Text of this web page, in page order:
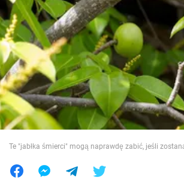
Społeczeństwo
Wojna na Ukrainie
Świat
Jedzenie
Te "jabłka śmierci" mogą naprawdę zabić, jeśli